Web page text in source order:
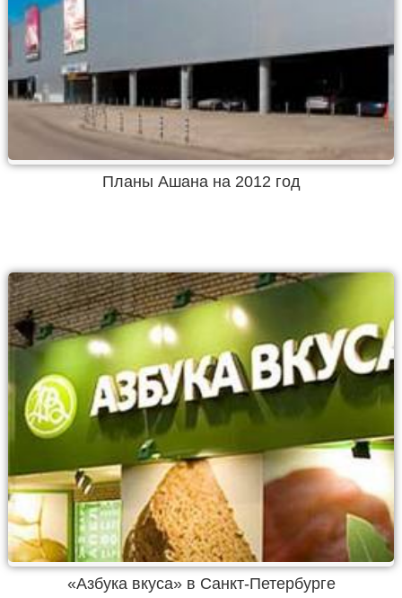
Планы Ашана на 2012 год
«Азбука вкуса» в Санкт-Петербурге